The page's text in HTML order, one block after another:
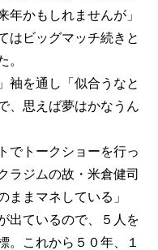
年かもしれませんが」
はビッグマッチ続きと
。
袖を通し「似合うなと
、思えば夢はかなうん
でトークショーを行っ
ラジムの故・米倉健司
ままマネしている」
出ているので、５人を
。これから５０年、１